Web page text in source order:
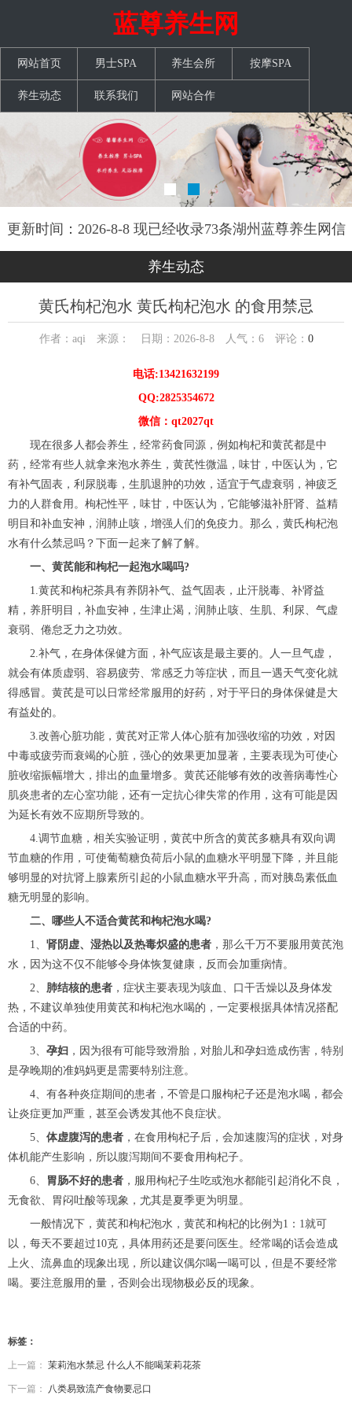
蓝尊养生网
网站首页 男士SPA 养生会所 按摩SPA
养生动态 联系我们 网站合作
更新时间：2026-8-8 现已经收录73条湖州蓝尊养生网信
息
养生动态
黄氏枸杞泡水 黄氏枸杞泡水 的食用禁忌
作者：aqi 来源： 日期：2026-8-8 人气： 6评论： 0
电话:13421632199
QQ:2825354672
微信：qt2027qt
现在很多人都会养生，经常药食同源，例如枸杞和黄芪都是中
药，经常有些人就拿来泡水养生，黄芪性微温，味甘，中医认为，它
有补气固表，利尿脱毒，生肌退肿的功效，适宜于气虚衰弱，神疲乏
力的人群食用。枸杞性平，味甘，中医认为，它能够滋补肝肾、益精
明目和补血安神，润肺止咳，增强人们的免疫力。那么，黄氏枸杞泡
水有什么禁忌吗？下面一起来了解了解。
一、黄芪能和枸杞一起泡水喝吗?
1.黄芪和枸杞茶具有养阴补气、益气固表，止汗脱毒、补肾益
精，养肝明目，补血安神，生津止渴，润肺止咳、生肌、利尿、气虚
衰弱、倦怠乏力之功效。
2.补气，在身体保健方面，补气应该是最主要的。人一旦气虚，
就会有体质虚弱、容易疲劳、常感乏力等症状，而且一遇天气变化就
得感冒。黄芪是可以日常经常服用的好药，对于平日的身体保健是大
有益处的。
3.改善心脏功能，黄芪对正常人体心脏有加强收缩的功效，对因
中毒或疲劳而衰竭的心脏，强心的效果更加显著，主要表现为可使心
脏收缩振幅增大，排出的血量增多。黄芪还能够有效的改善病毒性心
肌炎患者的左心室功能，还有一定抗心律失常的作用，这有可能是因
为延长有效不应期所导致的。
4.调节血糖，相关实验证明，黄芪中所含的黄芪多糖具有双向调
节血糖的作用，可使葡萄糖负荷后小鼠的血糖水平明显下降，并且能
够明显的对抗肾上腺素所引起的小鼠血糖水平升高，而对胰岛素低血
糖无明显的影响。
二、哪些人不适合黄芪和枸杞泡水喝?
1、 肾阴虚、湿热以及热毒炽盛的患者 ，那么千万不要服用黄芪泡
水，因为这不仅不能够令身体恢复健康，反而会加重病情。
2、 肺结核的患者 ，症状主要表现为咳血、口干舌燥以及身体发
热，不建议单独使用黄芪和枸杞泡水喝的，一定要根据具体情况搭配
合适的中药。
3、 孕妇 ，因为很有可能导致滑胎，对胎儿和孕妇造成伤害，特别
是孕晚期的准妈妈更是需要特别注意。
4、有各种炎症期间的患者，不管是口服枸杞子还是泡水喝，都会
让炎症更加严重，甚至会诱发其他不良症状。
5、 体虚腹泻的患者 ，在食用枸杞子后，会加速腹泻的症状，对身
体机能产生影响，所以腹泻期间不要食用枸杞子。
6、
胃肠不好的患者 ，服用枸杞子生吃或泡水都能引起消化不良，
无食欲、胃闷吐酸等现象，尤其是夏季更为明显。
一般情况下，黄芪和枸杞泡水，黄芪和枸杞的比例为1：1就可
以，每天不要超过10克，具体用药还是要问医生。经常喝的话会造成
上火、流鼻血的现象出现，所以建议偶尔喝一喝可以，但是不要经常
喝。要注意服用的量，否则会出现物极必反的现象。
标签：
上一篇： 茉莉泡水禁忌 什么人不能喝茉莉花茶
下一篇： 八类易致流产食物要忌口